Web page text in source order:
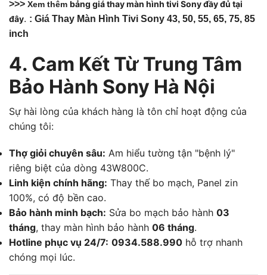
>>> Xem thêm bảng giá thay màn hình tivi Sony đầy đủ tại
đây. : Giá Thay Màn Hình Tivi Sony 43, 50, 55, 65, 75, 85
inch
4. Cam Kết Từ Trung Tâm
Bảo Hành Sony Hà Nội
Sự hài lòng của khách hàng là tôn chỉ hoạt động của
chúng tôi:
Thợ giỏi chuyên sâu: Am hiểu tường tận "bệnh lý"
riêng biệt của dòng 43W800C.
Linh kiện chính hãng: Thay thế bo mạch, Panel zin
100%, có độ bền cao.
Bảo hành minh bạch: Sửa bo mạch bảo hành 03
tháng, thay màn hình bảo hành 06 tháng.
Hotline phục vụ 24/7: 0934.588.990 hỗ trợ nhanh
chóng mọi lúc.